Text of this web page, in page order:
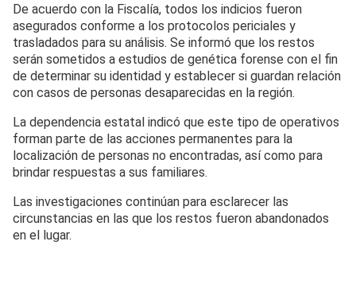
De acuerdo con la Fiscalía, todos los indicios fueron
asegurados conforme a los protocolos periciales y
trasladados para su análisis. Se informó que los restos
serán sometidos a estudios de genética forense con el fin
de determinar su identidad y establecer si guardan relación
con casos de personas desaparecidas en la región.
La dependencia estatal indicó que este tipo de operativos
forman parte de las acciones permanentes para la
localización de personas no encontradas, así como para
brindar respuestas a sus familiares.
Las investigaciones continúan para esclarecer las
circunstancias en las que los restos fueron abandonados
en el lugar.